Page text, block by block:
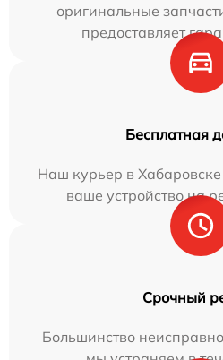
оригинальные
предоставляет
Бесплатная
Наш курьер в Хабаровске
ваше устройство на
Срочный
Большинство